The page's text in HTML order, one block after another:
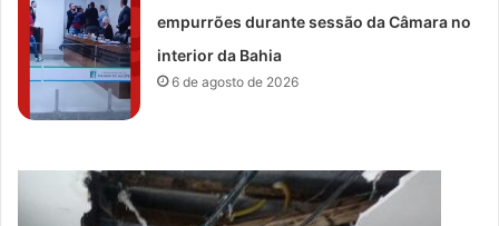
empurrões durante sessão da Câmara no
interior da Bahia
6 de agosto de 2026